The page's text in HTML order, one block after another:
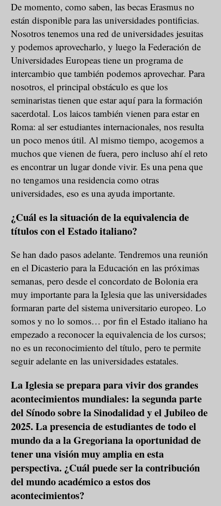
De momento, como saben, las becas Erasmus no
están disponible para las universidades pontificias.
Nosotros tenemos una red de universidades jesuitas
y podemos aprovecharlo, y luego la Federación de
Universidades Europeas tiene un programa de
intercambio que también podemos aprovechar. Para
nosotros, el principal obstáculo es que los
seminaristas tienen que estar aquí para la formación
sacerdotal. Los laicos también vienen para estar en
Roma: al ser estudiantes internacionales, nos resulta
un poco menos útil. Al mismo tiempo, acogemos a
muchos que vienen de fuera, pero incluso ahí el reto
es encontrar un lugar donde vivir. Es una pena que
no tengamos una residencia como otras
universidades, eso es una ayuda importante.
¿Cuál es la situación de la equivalencia de
títulos con el Estado italiano?
Se han dado pasos adelante. Tendremos una reunión
en el Dicasterio para la Educación en las próximas
semanas, pero desde el concordato de Bolonia era
muy importante para la Iglesia que las universidades
formaran parte del sistema universitario europeo. Lo
somos y no lo somos… por fin el Estado italiano ha
empezado a reconocer la equivalencia de los cursos;
no es un reconocimiento del título, pero te permite
seguir adelante en las universidades estatales.
La Iglesia se prepara para vivir dos grandes
acontecimientos mundiales: la segunda parte
del Sínodo sobre la Sinodalidad y el Jubileo de
2025. La presencia de estudiantes de todo el
mundo da a la Gregoriana la oportunidad de
tener una visión muy amplia en esta
perspectiva. ¿Cuál puede ser la contribución
del mundo académico a estos dos
acontecimientos?